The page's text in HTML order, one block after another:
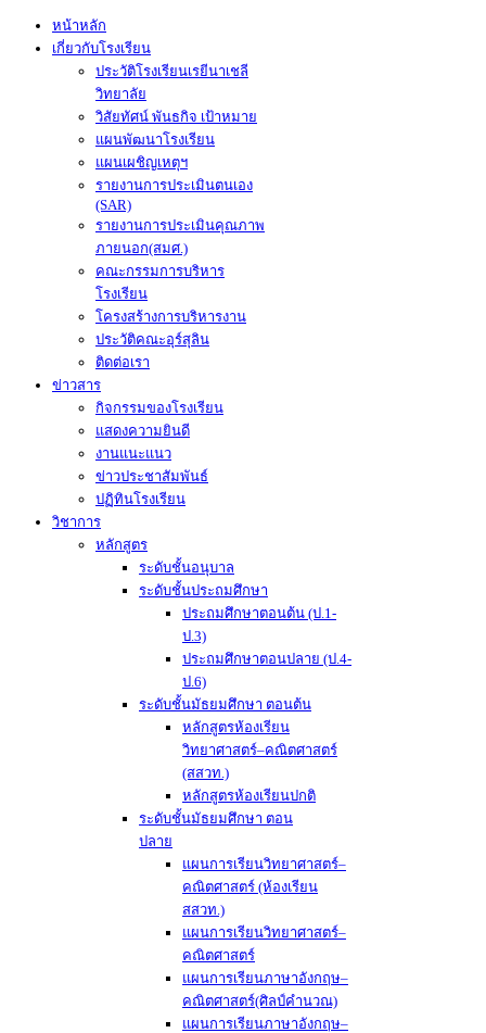
หน้าหลัก
เกี่ยวกับโรงเรียน
ประวัติโรงเรียนเรยีนาเชลี
วิทยาลัย
วิสัยทัศน์ พันธกิจ เป้าหมาย
แผนพัฒนาโรงเรียน
แผนเผชิญเหตุฯ
รายงานการประเมินตนเอง
(SAR)
รายงานการประเมินคุณภาพ
ภายนอก(สมศ.)
คณะกรรมการบริหาร
โรงเรียน
โครงสร้างการบริหารงาน
ประวัติคณะอุร์สุลิน
ติดต่อเรา
ข่าวสาร
กิจกรรมของโรงเรียน
แสดงความยินดี
งานแนะแนว
ข่าวประชาสัมพันธ์
ปฏิทินโรงเรียน
วิชาการ
หลักสูตร
ระดับชั้นอนุบาล
ระดับชั้นประถมศึกษา
ประถมศึกษาตอนต้น (ป.1-
ป.3)
ประถมศึกษาตอนปลาย (ป.4-
ป.6)
ระดับชั้นมัธยมศึกษา ตอนต้น
หลักสูตรห้องเรียน
วิทยาศาสตร์–คณิตศาสตร์
(สสวท.)
หลักสูตรห้องเรียนปกติ
ระดับชั้นมัธยมศึกษา ตอน
ปลาย
แผนการเรียนวิทยาศาสตร์–
คณิตศาสตร์ (ห้องเรียน
สสวท.)
แผนการเรียนวิทยาศาสตร์–
คณิตศาสตร์
แผนการเรียนภาษาอังกฤษ–
คณิตศาสตร์(ศิลป์คำนวณ)
แผนการเรียนภาษาอังกฤษ–